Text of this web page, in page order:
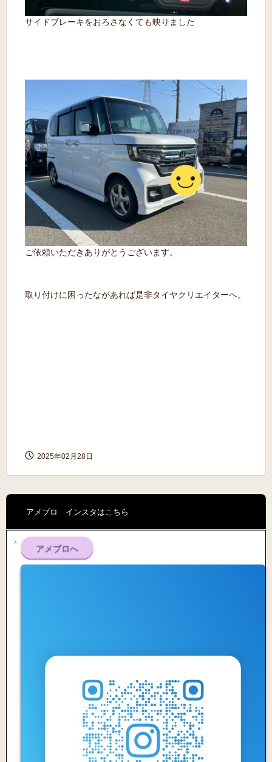
サイドブレーキをおろさなくても映りました
ご依頼いただきありがとうございます。
取り付けに困ったながあれば是非タイヤクリエイターへ。
2025年02月28日
アメブロ インスタはこちら
アメブロへ